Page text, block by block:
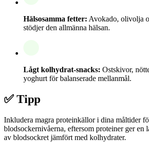
Hälsosamma fetter: Avokado, olivolja
stödjer den allmänna hälsan.
Lågt kolhydrat-snacks: Ostskivor,
yoghurt för balanserade mellanmål.
✅ Tipp
Inkludera magra proteinkällor i dina måltider
blodsockernivåerna, eftersom proteiner ger en
av blodsockret jämfört med kolhydrater.